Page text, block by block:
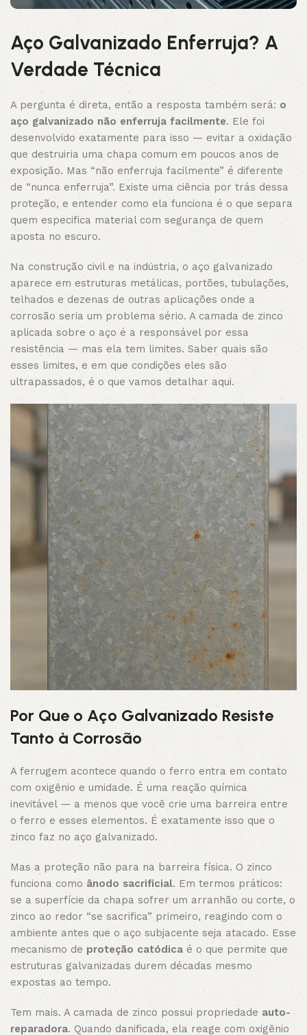
Aço Galvanizado Enferruja? A
Verdade Técnica
A pergunta é direta, então a resposta também será: o
aço galvanizado não enferruja facilmente. Ele foi
desenvolvido exatamente para isso — evitar a oxidação
que destruiria uma chapa comum em poucos anos de
exposição. Mas “não enferruja facilmente” é diferente
de “nunca enferruja”. Existe uma ciência por trás dessa
proteção, e entender como ela funciona é o que separa
quem especifica material com segurança de quem
aposta no escuro.
Na construção civil e na indústria, o aço galvanizado
aparece em estruturas metálicas, portões, tubulações,
telhados e dezenas de outras aplicações onde a
corrosão seria um problema sério. A camada de zinco
aplicada sobre o aço é a responsável por essa
resistência — mas ela tem limites. Saber quais são
esses limites, e em que condições eles são
ultrapassados, é o que vamos detalhar aqui.
Por Que o Aço Galvanizado Resiste
Tanto à Corrosão
A ferrugem acontece quando o ferro entra em contato
com oxigênio e umidade. É uma reação química
inevitável — a menos que você crie uma barreira entre
o ferro e esses elementos. É exatamente isso que o
zinco faz no aço galvanizado.
Mas a proteção não para na barreira física. O zinco
funciona como ânodo sacrificial. Em termos práticos:
se a superfície da chapa sofrer um arranhão ou corte, o
zinco ao redor “se sacrifica” primeiro, reagindo com o
ambiente antes que o aço subjacente seja atacado. Esse
mecanismo de proteção catódica é o que permite que
estruturas galvanizadas durem décadas mesmo
expostas ao tempo.
Tem mais. A camada de zinco possui propriedade auto-
reparadora. Quando danificada, ela reage com oxigênio